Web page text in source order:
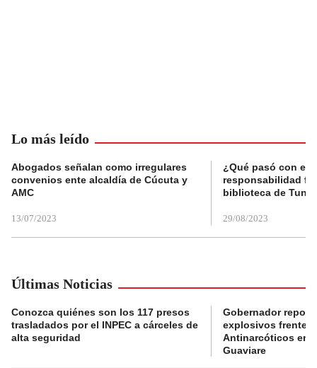
Lo más leído
Abogados señalan como irregulares
convenios ente alcaldía de Cúcuta y
AMC
13/07/2023
¿Qué pasó con el
responsabilidad
biblioteca de
29/08/2023
Últimas Noticias
Conozca quiénes son los 117 presos
trasladados por el INPEC a cárceles de
alta seguridad
Gobernador
explosivos frente a
Antinarcóticos en
Guaviare